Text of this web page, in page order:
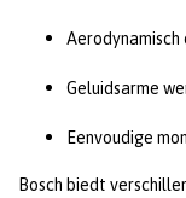
Aerodynamisch
Geluidsarme
Eenvoudige
Bosch biedt